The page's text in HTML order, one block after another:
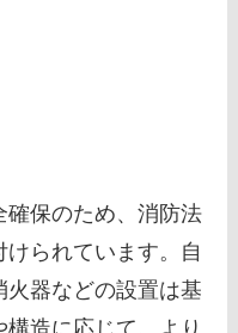
確保のため、消防法
られています。自
器などの設置は基
造に応じて、より